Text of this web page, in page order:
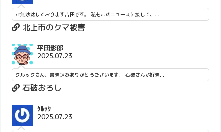
ご無沙汰しております吉田です。 私もこのニュースに接して、...
北上市のクマ被害
平田影郎
2025.07.23
クルックさん、書き込みありがとうございます。 石破さんが好き...
石破おろし
ｸﾙｯｸ
2025.07.23